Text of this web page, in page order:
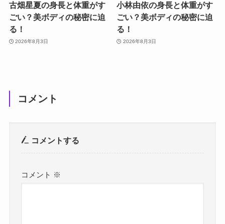
古畑星夏の身長と体重がす
ごい？美ボディの秘密に迫
る！
2026年8月3日
小林由依の身長と体重がす
ごい？美ボディの秘密に迫
る！
2026年8月3日
コメント
コメントする
コメント ※